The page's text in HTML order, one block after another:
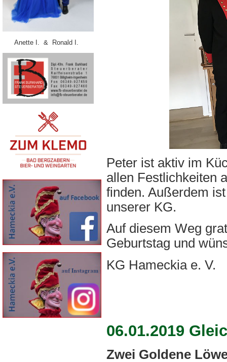
Anette I. & Ronald I.
Peter ist aktiv im
allen Festlichkeiten
finden. Außerdem
unserer KG.
Auf diesem Weg
Geburtstag und
KG Hameckia e. V.
06.01.2019
Zwei Goldene